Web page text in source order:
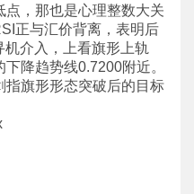
点，那也是心理整数大关
正与汇价背离，表明后
介入，上看旗形上轨
降趋势线0.7200附近。
指旗形形态突破后的目标